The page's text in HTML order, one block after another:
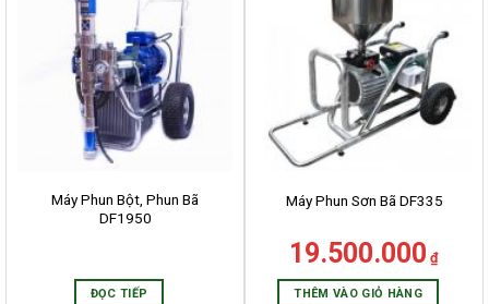
Máy Phun Bột, Phun Bã
DF1950
ĐỌC TIẾP
Máy Phun Sơn Bã DF335
19.500.000 ₫
THÊM VÀO GIỎ HÀNG